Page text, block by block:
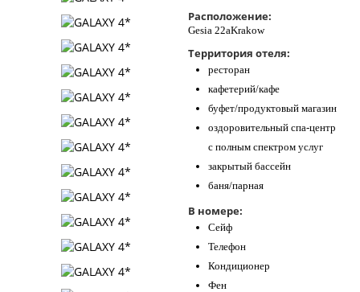
Расположение:
Gesia 22aKrakow
Территория отеля:
ресторан
кафетерий/кафе
буфет/продуктовый магазин
оздоровительный спа-центр
с полным спектром услуг
закрытый бассейн
баня/парная
В номере:
Сейф
Телефон
Кондиционер
Фен